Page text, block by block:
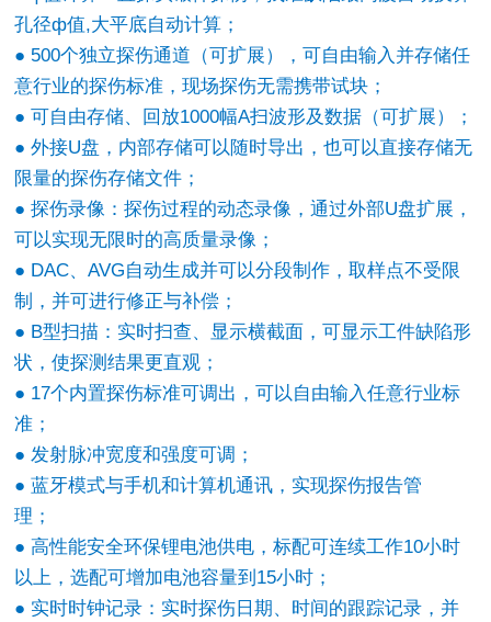
孔径ф值,大平底自动计算；
● 500个独立探伤通道（可扩展），可自由输入并存储任
意行业的探伤标准，现场探伤无需携带试块；
● 可自由存储、回放1000幅A扫波形及数据（可扩展）；
● 外接U盘，内部存储可以随时导出，也可以直接存储无
限量的探伤存储文件；
● 探伤录像：探伤过程的动态录像，通过外部U盘扩展，
可以实现无限时的高质量录像；
● DAC、AVG自动生成并可以分段制作，取样点不受限
制，并可进行修正与补偿；
● B型扫描：实时扫查、显示横截面，可显示工件缺陷形
状，使探测结果更直观；
● 17个内置探伤标准可调出，可以自由输入任意行业标
准；
● 发射脉冲宽度和强度可调；
● 蓝牙模式与手机和计算机通讯，实现探伤报告管
理；
● 高性能安全环保锂电池供电，标配可连续工作10小时
以上，选配可增加电池容量到15小时；
● 实时时钟记录：实时探伤日期、时间的跟踪记录，并